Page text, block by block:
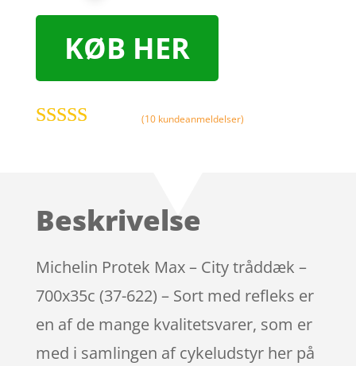
KØB HER
mmelser
(10 kundeanmeldelser)
Beskrivelse
Michelin Protek Max – City tråddæk –
700x35c (37-622) – Sort med refleks er
en af de mange kvalitetsvarer, som er
med i samlingen af cykeludstyr her på